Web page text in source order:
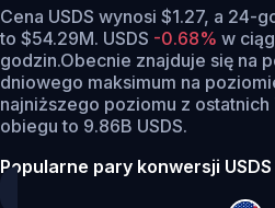
Cena USDS wynosi $1.27, a 24-
to $54.29M. USDS -0.68% w
godzin.Obecnie znajduje się na
dniowego maksimum na
najniższego poziomu z ostatnich
obiegu to 9.86B USDS.
Popularne pary konwersji USDS